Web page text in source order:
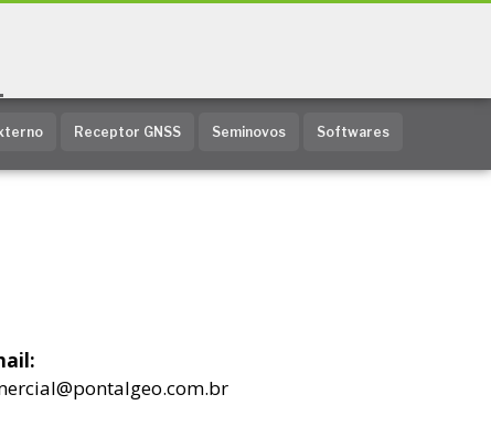
Receptor GNSS Seminovos Softwares